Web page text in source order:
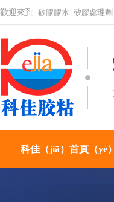
歡迎來到 矽膠膠水_矽膠處理
科佳（jiā）首頁（yè）